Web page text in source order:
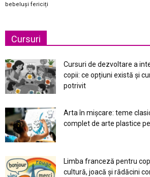
bebeluși fericiți
Cursuri
Cursuri de dezvoltare a
copii: ce opțiuni există și
potrivit
Arta în mișcare: teme
complet de arte plastice
Limba franceză pentru
cultură, joacă și rădăcini